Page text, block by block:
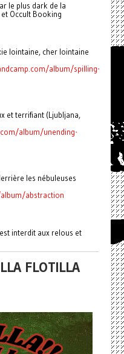
le plus dark de la
Occult Booking
lointaine, cher lointaine
album/spilling-
et terrifiant (Ljubljana,
album/unending-
les nébuleuses
abstraction
interdit aux relous et
FLOTILLA